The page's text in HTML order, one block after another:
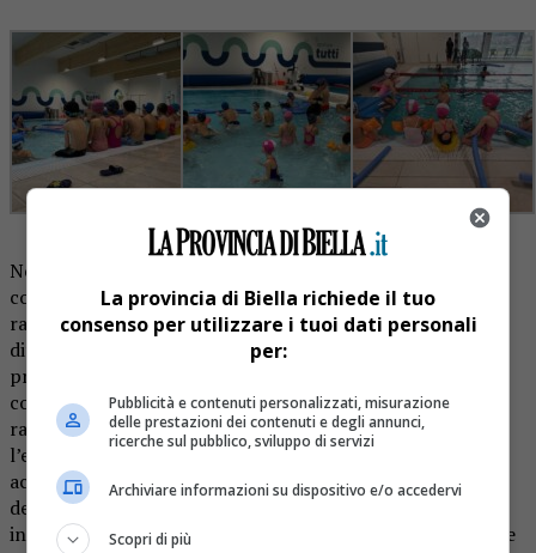
Nei progetti InclusiOne l’ambiente acqua viene utilizzato
come strumento per favore l’inclusione e permettere ai
ragazzi e agli insegnanti di familiarizzare in modo
differente con la disabilità. Lo sport e i giochi motori
proposti ripercorrono l’idea che, se sono realmente
connotati in termini educativi e non orientati al
raggiungimento del risultato a ogni costo, promuovono
l’espressione della persona in un contesto piacevole e
accogliente, sostenendo l’individuo nell’acquisizione
dell’autonomia personale e favorendo i processi di
inclusione e coesione dell’individuo nella società, sia per le
La provincia di Biella richiede il tuo
consenso per utilizzare i tuoi dati personali
per:
Pubblicità e contenuti personalizzati, misurazione
delle prestazioni dei contenuti e degli annunci,
ricerche sul pubblico, sviluppo di servizi
Archiviare informazioni su dispositivo e/o accedervi
Scopri di più